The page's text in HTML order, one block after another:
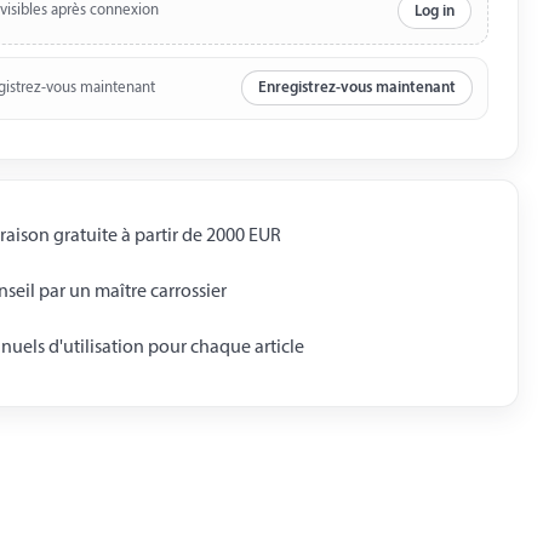
après connexion Log in
vous maintenant Enregistrez-vous maintenant
gratuite à partir de 2000 EUR
par un maître carrossier
d'utilisation pour chaque article